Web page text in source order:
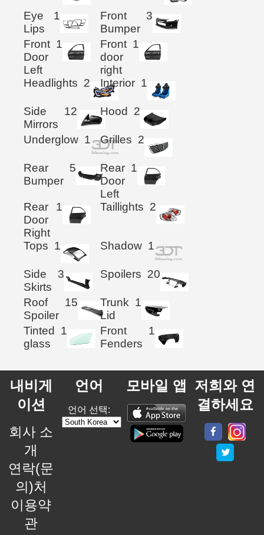
Eye
Lips
1
Front
Bumper
3
Front
Door
Left
1
Front
door
right
1
Headlights 2 Interior 1
Side
Mirrors
12 Hood 2
Underglow 1 Grilles 2
Rear
Bumper
5
Rear
Door
Left
1
Rear
Door
Right
1 Taillights 2
Tops 1 Shadow 1
Side
Skirts
3 Spoilers 20
Roof
Spoiler
15
Trunk
Lid
1
Tinted
glass
1
Front
Fenders
1
내비게
이션
회사 소
개
연락(문
의)처
이용약
관
언어
언어 선택:
모바일 앱 저희와 연
결하세요